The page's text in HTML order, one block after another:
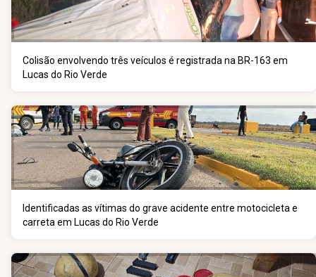
Colisão envolvendo três veículos é registrada na BR-163 em
Lucas do Rio Verde
Identificadas as vítimas do grave acidente entre motocicleta e
carreta em Lucas do Rio Verde